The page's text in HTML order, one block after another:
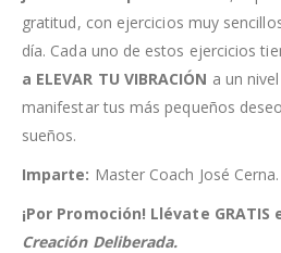
gratitud, con ejercicios muy
día. Cada uno de estos ejercicios
a ELEVAR TU VIBRACIÓN a un
manifestar tus más pequeños
sueños.
Imparte: Master Coach José Cerna.
¡Por Promoción! Llévate GRATIS
Creación Deliberada.